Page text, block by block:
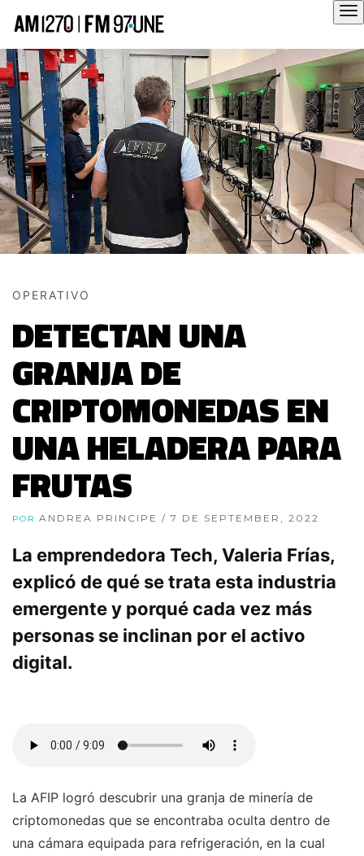
OPERATIVO
DETECTAN UNA
GRANJA DE
CRIPTOMONEDAS EN
UNA HELADERA PARA
FRUTAS
POR ANDREA PRINCIPE / 7 DE SEPTEMBER, 2022
La emprendedora Tech, Valeria Frías,
explicó de qué se trata esta industria
emergente y porqué cada vez más
personas se inclinan por el activo
digital.
La AFIP logró descubrir una granja de minería de
criptomonedas que se encontraba oculta dentro de
una cámara equipada para refrigeración, en la cual